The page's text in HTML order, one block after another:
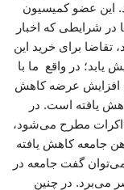
این عضو کمیسیون
شرایطی که اخبار
برای خرید این
یابد؛ در واقع ما با
افزایش عرضه کاهش
یافته است. در
مطرح می‌شود،
جامعه کاهش یافته
گفت جامعه در
می‌برد. در چنین